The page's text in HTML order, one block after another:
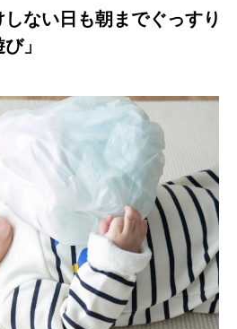
しない日も朝までぐっすり
」